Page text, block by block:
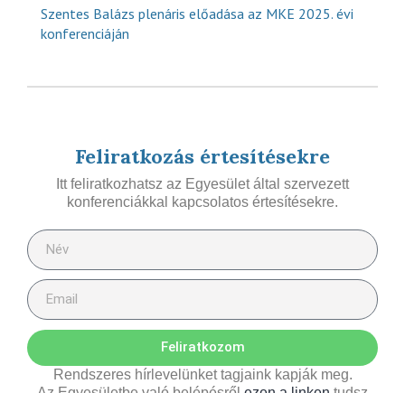
Szentes Balázs plenáris előadása az MKE 2025. évi
konferenciáján
Feliratkozás értesítésekre
Itt feliratkozhatsz az Egyesület által szervezett
konferenciákkal kapcsolatos értesítésekre.
Feliratkozom
Rendszeres hírlevelünket tagjaink kapják meg.